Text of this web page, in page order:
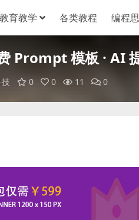
教育教学 各类教程 编程
Prompt 模板 · AI
0 0 11 0